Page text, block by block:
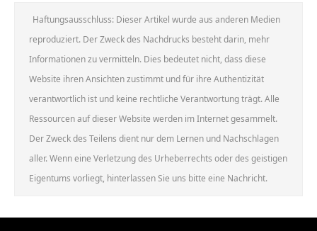
Haftungsausschluss: Dieser Artikel wurde aus anderen Medien
reproduziert. Der Zweck des Nachdrucks besteht darin, mehr
Informationen zu vermitteln. Dies bedeutet nicht, dass diese
Website ihren Ansichten zustimmt und für ihre Authentizität
verantwortlich ist und keine rechtliche Verantwortung trägt. Alle
Ressourcen auf dieser Website werden im Internet gesammelt.
Der Zweck des Teilens dient nur dem Lernen und Nachschlagen
aller. Wenn eine Verletzung des Urheberrechts oder des geistigen
Eigentums vorliegt, hinterlassen Sie uns bitte eine Nachricht.